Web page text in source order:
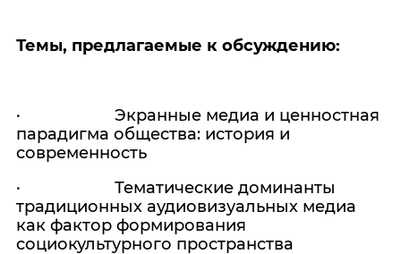
Темы, предлагаемые к обсуждению:
· Экранные медиа и ценностная
парадигма общества: история и
современность
· Тематические доминанты
традиционных аудиовизуальных медиа
как фактор формирования
социокультурного пространства